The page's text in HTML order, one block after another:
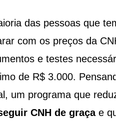
das pessoas que
com os preços da
e testes
de R$ 3.000.
um programa que
CNH de graçae